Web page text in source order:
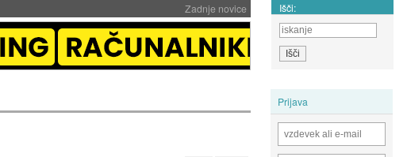
Zadnje novice Išči:
Prijava